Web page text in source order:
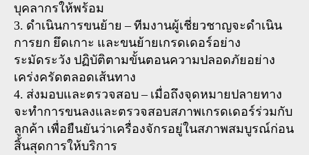
บุคลากรให้พร้อม
3. ดำเนินการขนย้าย – ทีมงานผู้เชี่ยวชาญจะดำเนิน
การยก ยึดเกาะ และขนย้ายเกรดเดอร์อย่าง
ระมัดระวัง ปฏิบัติตามขั้นตอนความปลอดภัยอย่าง
เคร่งครัดตลอดเส้นทาง
4. ส่งมอบและตรวจสอบ – เมื่อถึงจุดหมายปลายทาง
จะทำการขนลงและตรวจสอบสภาพเกรดเดอร์ร่วมกับ
ลูกค้า เพื่อยืนยันว่าเครื่องจักรอยู่ในสภาพสมบูรณ์ก่อน
สิ้นสุดการให้บริการ